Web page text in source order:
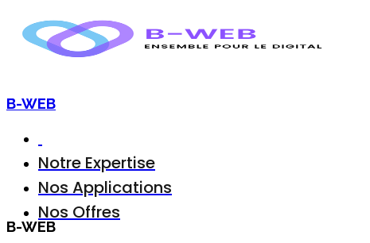
B-WEB
Notre Expertise
Nos Applications
Nos Offres
B-WEB